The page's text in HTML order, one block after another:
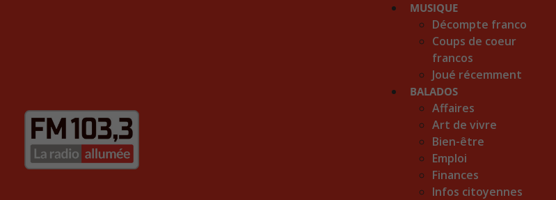
MUSIQUE
Décompte franco
Coups de coeur
francos
Joué récemment
BALADOS
Affaires
Art de vivre
Bien-être
Emploi
Finances
Infos citoyennes